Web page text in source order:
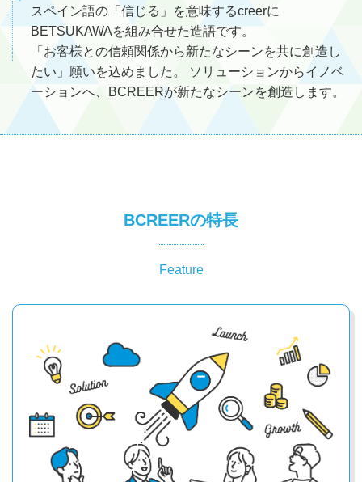
スペイン語の「信じる」を意味するcreerに
BETSUKAWAを組み合せた造語です。
「お客様との信頼関係から新たなシーンを共に創造し
たい」願いを込めました。 ソリューションからイノベ
ーションへ、BCREERが新たなシーンを創造します。
BCREERの特長
Feature